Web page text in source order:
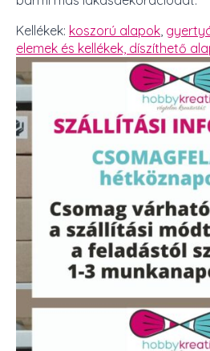
Kellékek: koszorú alapok,
elemek és kellékek, díszíthető